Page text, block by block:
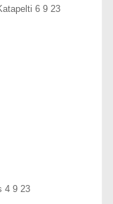
6 9 23
4 9 23